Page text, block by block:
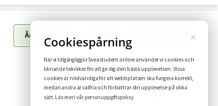
Ändra din design i upp till 10 timmar efter genomfört köp
Har du funderingar?Se vanliga frågor
FAQ Leverans inom 1-2 veckor
×
Cookiespårning
När vi tillgängliggör Sveastudent online använder vi cookies och
liknande tekniker för att ge dig den bästa upplevelsen. Vissa
cookies är nödvändiga för att webbplatsen ska fungera korrekt,
medan andra är valfria och förbättrar din upplevelse på olika
sätt. Läs mer i vår personuppgiftspolicy